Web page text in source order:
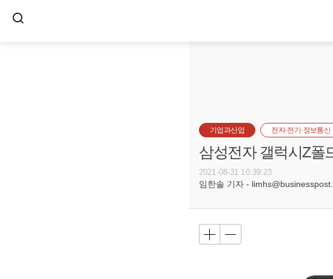
기업과산업 전자·전기·정보통신
삼성전자 갤럭시Z폴
2021-08-31 10:39:23
임한솔 기자 -